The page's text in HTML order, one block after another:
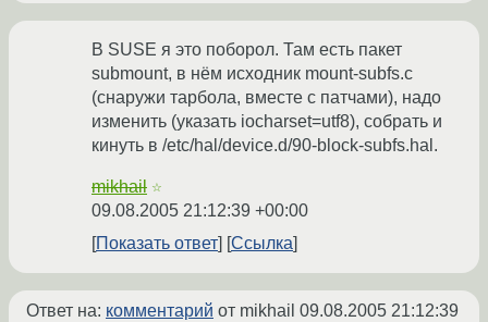
В SUSE я это поборол. Там есть пакет
submount, в нём исходник mount-subfs.c
(снаружи тарбола, вместе с патчами), надо
изменить (указать iocharset=utf8), собрать и
кинуть в /etc/hal/device.d/90-block-subfs.hal.
mikhail ☆
09.08.2005 21:12:39 +00:00
Показать ответ
Ссылка
Ответ на: комментарий от mikhail 09.08.2005 21:12:39